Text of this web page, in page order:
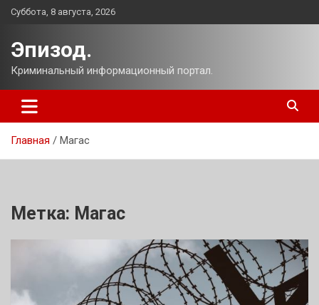
Перейти
Суббота, 8 августа, 2026
Эпизод.
Криминальный информационный портал.
Главная Магас
Метка: Магас